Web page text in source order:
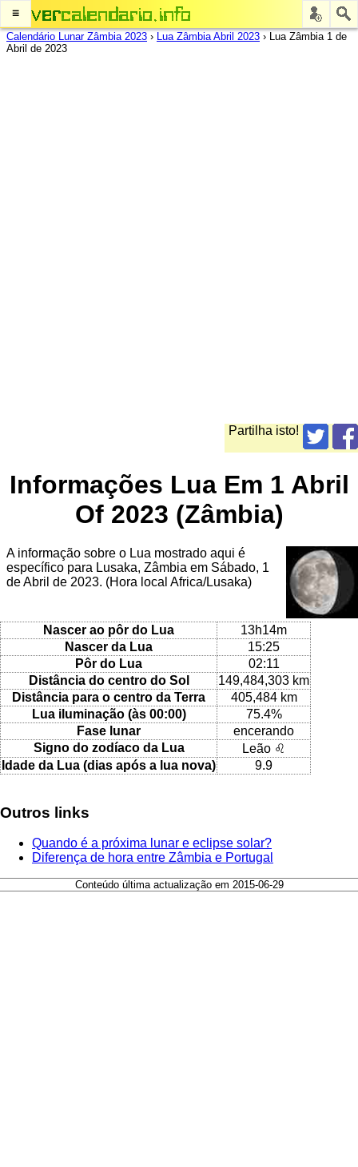
≡
Calendário Lunar Zâmbia 2023 › Lua Zâmbia Abril 2023 › Lua Zâmbia 1 de
Abril de 2023
Partilha isto!
Informações Lua Em 1 Abril
Of 2023 (Zâmbia)
A informação sobre o Lua mostrado aqui é
específico para Lusaka, Zâmbia em Sábado, 1
de Abril de 2023. (Hora local Africa/Lusaka)
Nascer ao pôr do Lua
13h14m
Nascer da Lua
15:25
Pôr do Lua
02:11
Distância do centro do Sol
149,484,303 km
Distância para o centro da Terra
405,484 km
Lua iluminação (às 00:00)
75.4%
Fase lunar
encerando
Signo do zodíaco da Lua
Leão ♌
Idade da Lua (dias após a lua nova)
9.9
Outros links
Quando é a próxima lunar e eclipse solar?
Diferença de hora entre Zâmbia e Portugal
Conteúdo última actualização em 2015-06-29